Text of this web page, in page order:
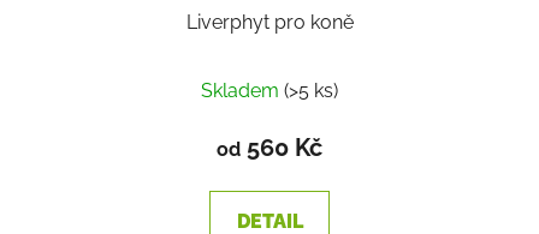
Liverphyt pro koně
Skladem (>5 ks)
od 560 Kč
DETAIL